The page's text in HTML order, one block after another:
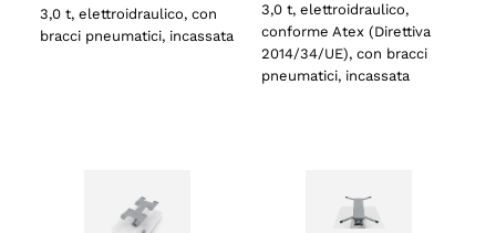
3,0 t, elettroidraulico, con
bracci pneumatici, incassata
3,0 t, elettroidraulico,
conforme Atex (Direttiva
2014/34/UE), con bracci
pneumatici, incassata